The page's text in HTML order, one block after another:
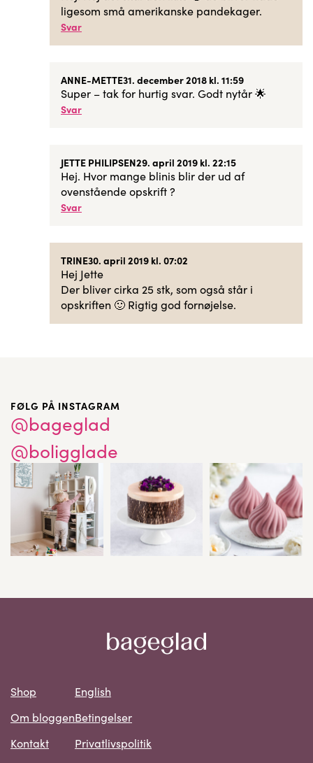
ligesom små amerikanske pandekager.
Svar
ANNE-METTE31. december 2018 kl. 11:59
Super – tak for hurtig svar. Godt nytår 🌟
Svar
JETTE PHILIPSEN29. april 2019 kl. 22:15
Hej. Hvor mange blinis blir der ud af
ovenstående opskrift ?
Svar
TRINE30. april 2019 kl. 07:02
Hej Jette
Der bliver cirka 25 stk, som også står i
opskriften 🙂 Rigtig god fornøjelse.
FØLG PÅ INSTAGRAM
@bageglad
@boligglade
Shop
Om bloggen
Kontakt
English
Betingelser
Privatlivspolitik